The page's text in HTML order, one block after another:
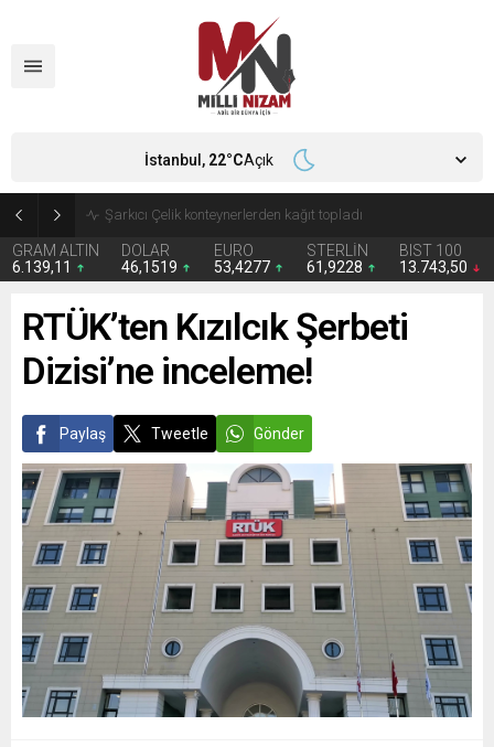
İran 2 ülkeyi birden vurdu
GRAM ALTIN
6.139,11
DOLAR
46,1519
EURO
53,4277
STERLİN
61,9228
BIST 100
13.743,50
İstanbul, 22°CAçık
RTÜK’ten Kızılcık Şerbeti
Dizisi’ne inceleme!
Paylaş Tweetle Gönder